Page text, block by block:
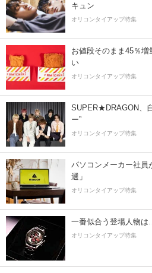
キュン
オリコンタイアップ特集
お値段そのまま45％
い
オリコンタイアップ特集
SUPER★DRAGON、
ー”
オリコンタイアップ特集
パソコンメーカー社員
選」
オリコンタイアップ特集
一番似合う登場人物
オリコンタイアップ特集